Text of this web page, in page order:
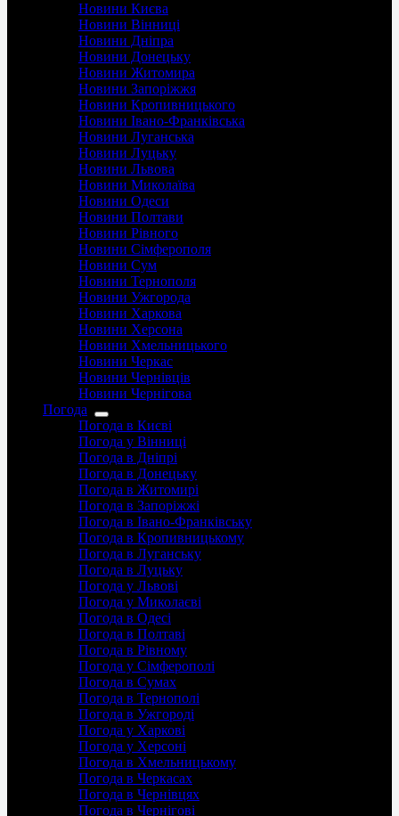
Новини Києва
Новини Вінниці
Новини Дніпра
Новини Донецьку
Новини Житомира
Новини Запоріжжя
Новини Кропивницького
Новини Івано-Франківська
Новини Луганська
Новини Луцьку
Новини Львова
Новини Миколаїва
Новини Одеси
Новини Полтави
Новини Рівного
Новини Сімферополя
Новини Сум
Новини Тернополя
Новини Ужгорода
Новини Харкова
Новини Херсона
Новини Хмельницького
Новини Черкас
Новини Чернівців
Новини Чернігова
Погода
Погода в Києві
Погода у Вінниці
Погода в Дніпрі
Погода в Донецьку
Погода в Житомирі
Погода в Запоріжжі
Погода в Івано-Франківську
Погода в Кропивницькому
Погода в Луганську
Погода в Луцьку
Погода у Львові
Погода у Миколаєві
Погода в Одесі
Погода в Полтаві
Погода в Рівному
Погода у Сімферополі
Погода в Сумах
Погода в Тернополі
Погода в Ужгороді
Погода у Харкові
Погода у Херсоні
Погода в Хмельницькому
Погода в Черкасах
Погода в Чернівцях
Погода в Чернігові